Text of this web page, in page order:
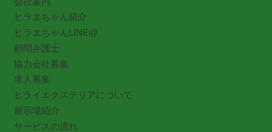
ヒラエちゃん紹介
ヒラエちゃんLINE@
顧問弁護士
協力会社募集
求人募集
ヒライエクステリアについて
展示場紹介
サービスの流れ